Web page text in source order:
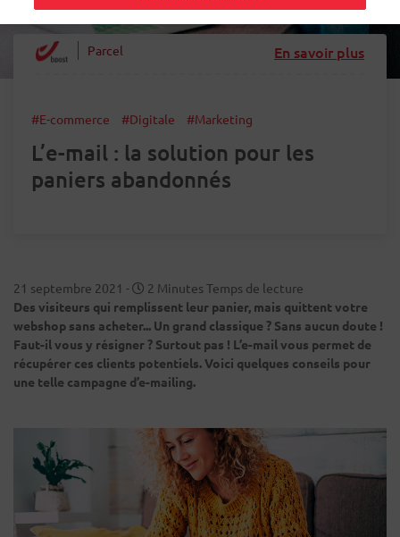
Parcel En savoir plus
#E-commerce #Digitale #Marketing
L’e-mail : la solution pour les
paniers abandonnés
21 septembre 2021 -
2 Minutes Temps de lecture
Des visiteurs qui remplissent leur panier, mais quittent votre
webshop sans acheter... Un grand classique ? Sans aucun doute !
Faut-il vous y résigner ? Surtout pas ! L’e-mail vous permet de
récupérer ces clients potentiels. Voici quelques conseils pour
une telle campagne d’e-mailing.